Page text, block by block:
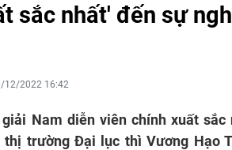
sắc nhất' đến sự
12/2022 16:42
Nam diễn viên chính xuất sắc
thị trường Đại lục thì Vương Hạo